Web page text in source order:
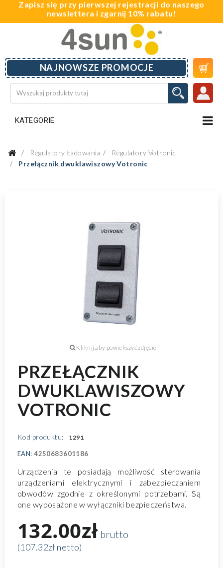
Zapisz się przy pierwszej rejestracji do naszego
newslettera i zgarnij 10% rabatu!
KATEGORIE
NAJNOWSZE PROMOCJE 
Regulatory Ładowania
Regulatory Votronic
Przełącznik dwuklawiszowy Votronic
PRZEŁĄCZNIK
DWUKLAWISZOWY
VOTRONIC
Kod produktu: 1291
EAN: 4250683601186
Urządzenia te posiadają możliwość sterowania
urządzeniami elektrycznymi i zabezpieczaniem
obwodów zgodnie z określonymi potrzebami. Są
one wyposażone w wyłączniki bezpieczeństwa.
132.00złbrutto
(107.32zł netto)